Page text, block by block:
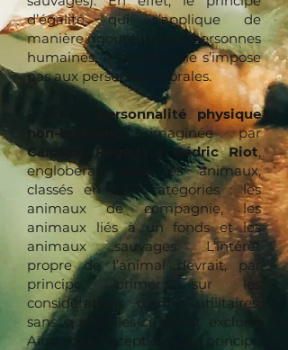
d’égalité qui s’applique de
manière rigoureuse aux personnes
humaines, à l’inverse, ne s’impose
pas aux personnes morales.
personnalité physique
non-humaine
, imaginée par
Caroline Regad
Cédric Riot,
engloberait tous les animaux,
classés en trois catégories : les
animaux de compagnie, les
animaux liés à un fonds et les
animaux sauvages. L’intérêt
propre de l’animal devrait, par
principe, primer sur les
considérations d’ordre utilitaires,
sans que celles-ci soient exclues.
Ainsi, des exceptions au principe